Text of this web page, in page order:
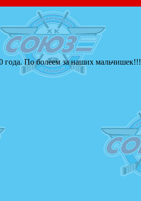
года. По болеем за наших мальчишек!!!